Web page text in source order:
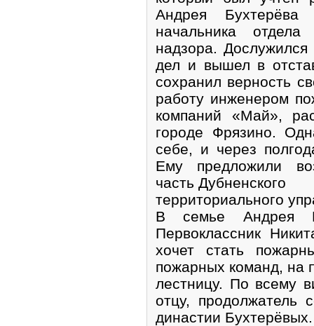
Андрея Бухтерёва
начальника отдела
надзора.
дел и вышел в
сохранил верность
работу инженером
компаний «Май»,
городе Фрязино.
себе, и через
Ему предложили
часть Дубненского
территориального
В семье Андрея
Первоклассник
хочет стать
пожарных команд, на
лестницу. По всему
отцу, продолжатель
династии Бухтерёвых.